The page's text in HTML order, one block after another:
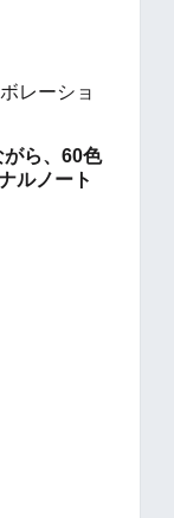
レーショ
ら、60色
ルノート